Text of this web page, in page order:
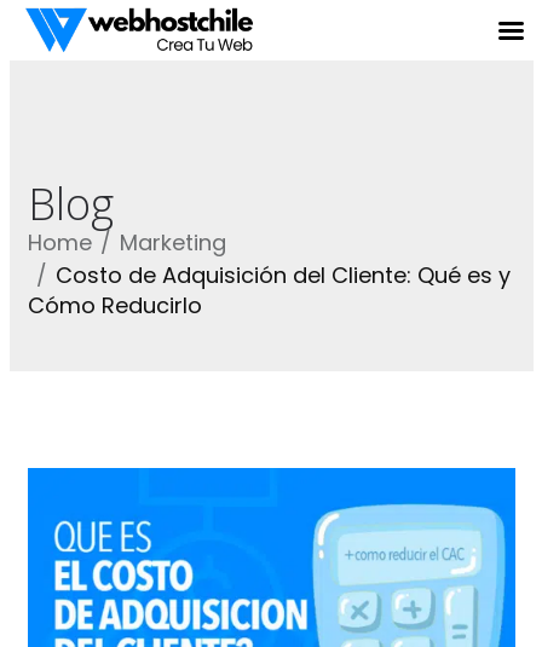
Blog
Home
Marketing
Costo de Adquisición del Cliente: Qué es y
Cómo Reducirlo